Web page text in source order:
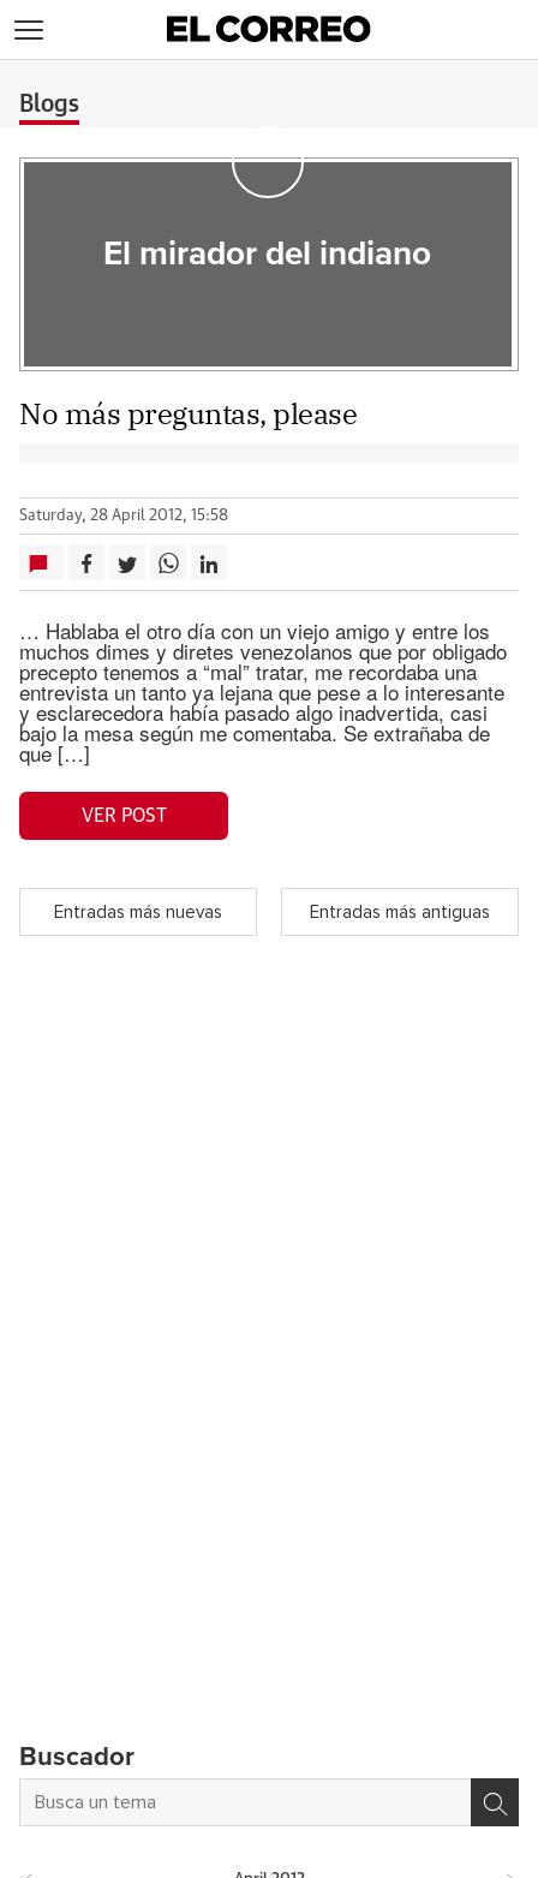
Blogs
El mirador del indiano
No más preguntas, please
Saturday, 28 April 2012, 15:58
… Hablaba el otro día con un viejo amigo y entre los
muchos dimes y diretes venezolanos que por obligado
precepto tenemos a “mal” tratar, me recordaba una
entrevista un tanto ya lejana que pese a lo interesante
y esclarecedora había pasado algo inadvertida, casi
bajo la mesa según me comentaba. Se extrañaba de
que […]
VER POST
Entradas más nuevas Entradas más antiguas
Buscador